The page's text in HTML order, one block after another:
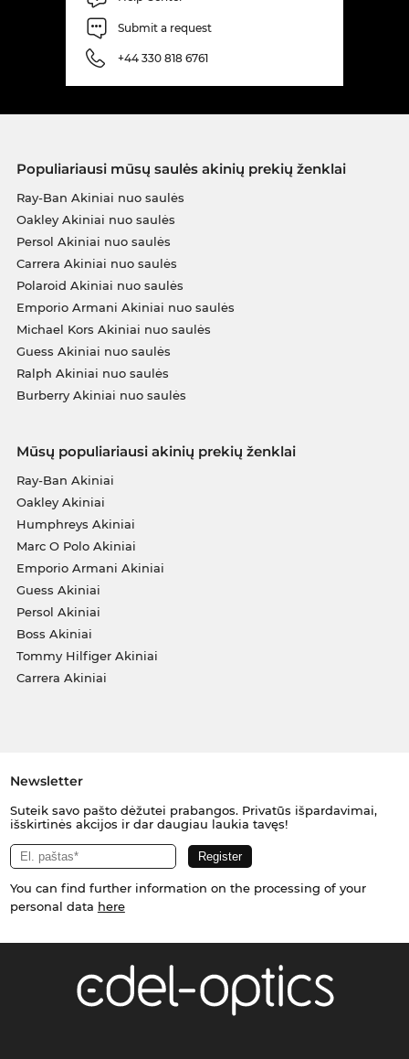
Submit a request
+44 330 818 6761
Populiariausi mūsų saulės akinių prekių ženklai
Ray-Ban Akiniai nuo saulės
Oakley Akiniai nuo saulės
Persol Akiniai nuo saulės
Carrera Akiniai nuo saulės
Polaroid Akiniai nuo saulės
Emporio Armani Akiniai nuo saulės
Michael Kors Akiniai nuo saulės
Guess Akiniai nuo saulės
Ralph Akiniai nuo saulės
Burberry Akiniai nuo saulės
Mūsų populiariausi akinių prekių ženklai
Ray-Ban Akiniai
Oakley Akiniai
Humphreys Akiniai
Marc O Polo Akiniai
Emporio Armani Akiniai
Guess Akiniai
Persol Akiniai
Boss Akiniai
Tommy Hilfiger Akiniai
Carrera Akiniai
Newsletter
Suteik savo pašto dėžutei prabangos. Privatūs išpardavimai,
išskirtinės akcijos ir dar daugiau laukia tavęs!
You can find further information on the processing of your
personal data here